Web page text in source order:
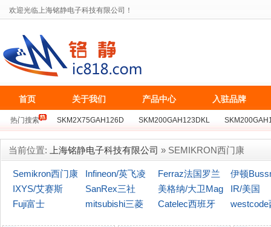
欢迎光临上海铭静电子科技有限公司！
首页 关于我们 产品中心 入驻品牌
热门搜索 SKM2X75GAH126D SKM200GAH123DKL
当前位置: 上海铭静电子科技有限公司 » SEMIKRON西门康
Semikron西门康 Infineon/英飞凌 Ferraz法国罗兰
伊顿
(博仕曼)
IXYS/艾赛斯 SanRex三社
美格纳/大卫Mag
naChip
IR/美国
Fuji富士
mitsubishi三菱 Catelec西班牙 westcode